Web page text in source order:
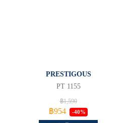
PRESTIGOUS
PT 1155
฿1,590
฿954 -40%